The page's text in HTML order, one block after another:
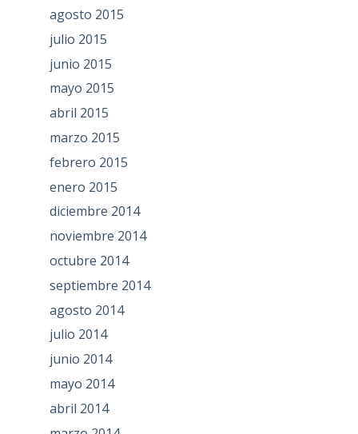
agosto 2015
julio 2015
junio 2015
mayo 2015
abril 2015
marzo 2015
febrero 2015
enero 2015
diciembre 2014
noviembre 2014
octubre 2014
septiembre 2014
agosto 2014
julio 2014
junio 2014
mayo 2014
abril 2014